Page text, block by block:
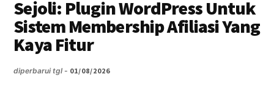
Sejoli: Plugin WordPress Untuk
Sistem Membership Afiliasi Yang
Kaya Fitur
diperbarui tgl - 01/08/2026